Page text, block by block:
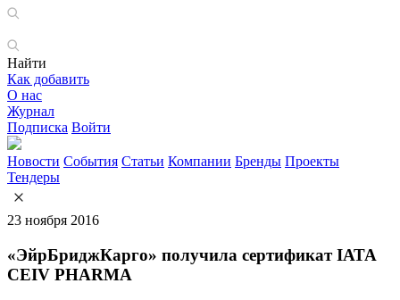
Найти
Как добавить
О нас
Журнал
Подписка Войти
Новости События Статьи Компании Бренды Проекты
Тендеры
23 ноября 2016
«ЭйрБриджКарго» получила сертификат IАТА
CEIV PHARMA